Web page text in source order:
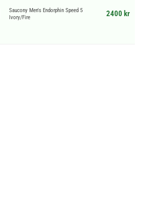
Saucony Men's Endorphin Speed 5
Ivory/Fire
2400 kr